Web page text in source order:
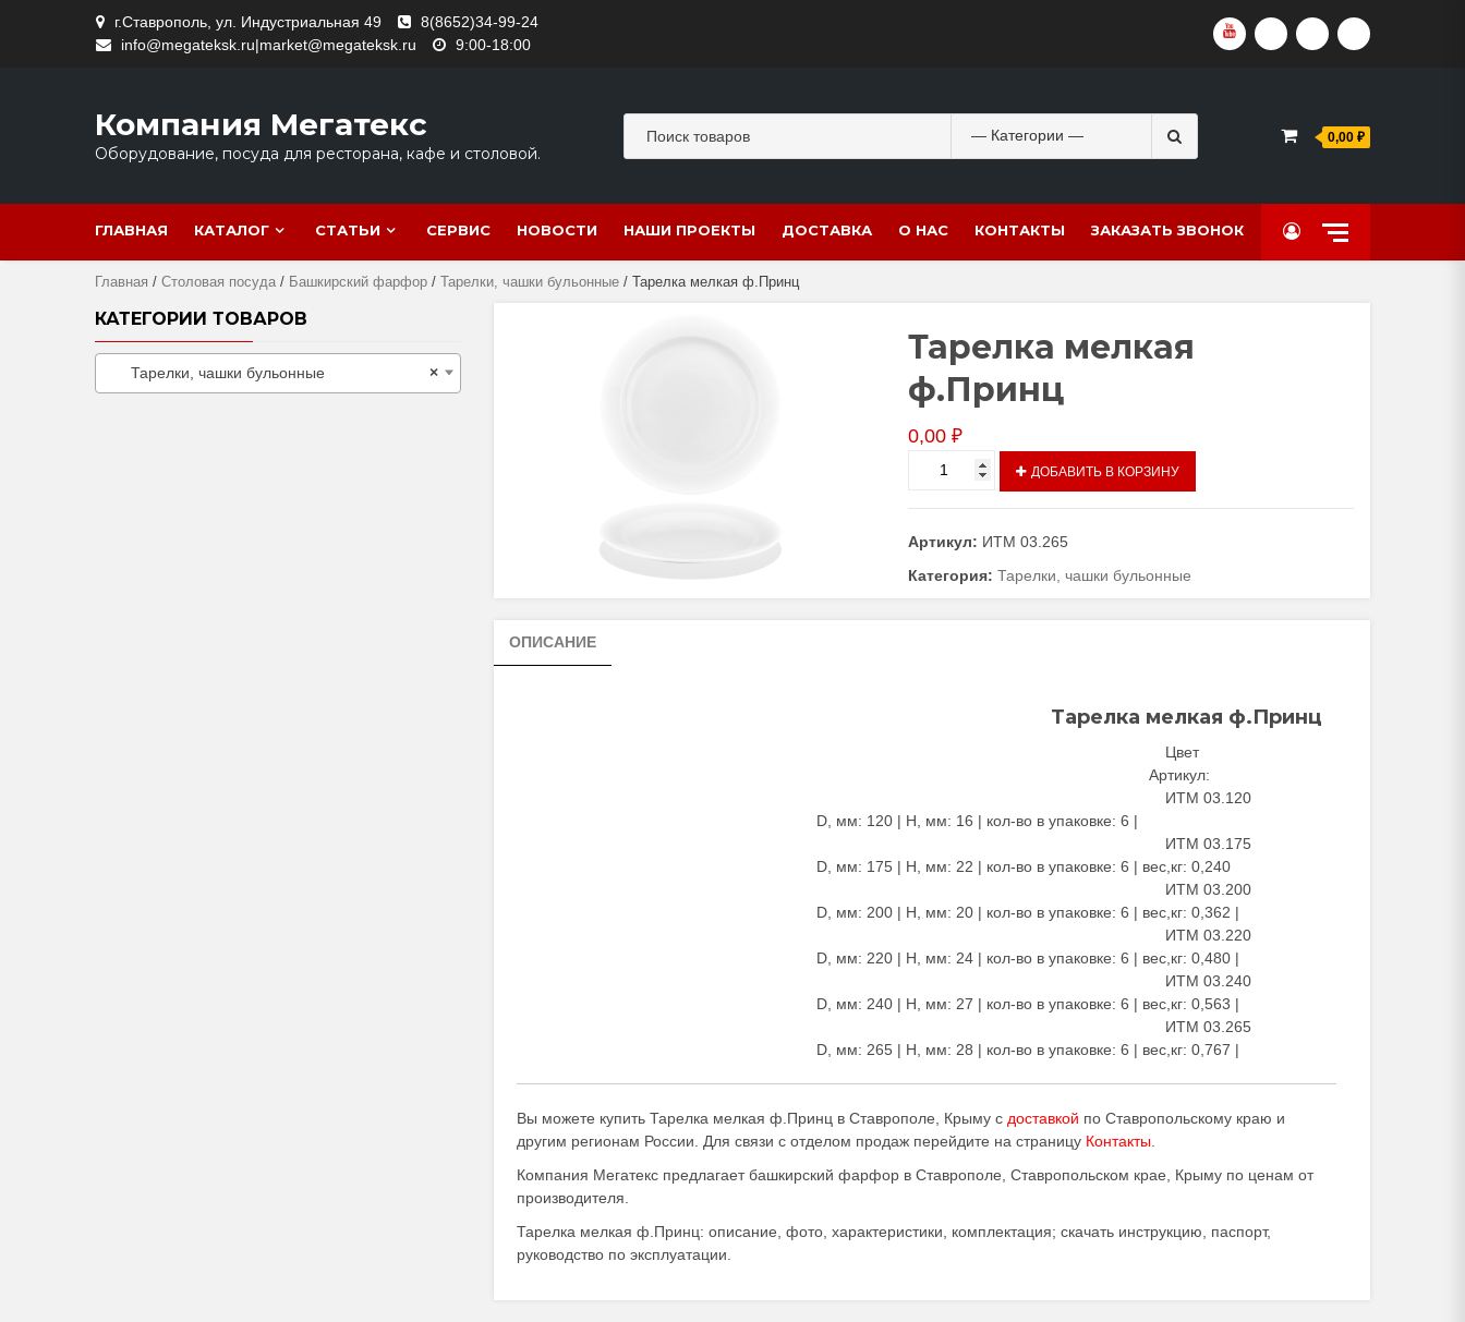
г.Ставрополь, ул. Индустриальная 49
8(8652)34-99-24
info@megateksk.ru|market@megateksk.ru
9:00-18:00
YOUTUBEVKVIDEORUTUBEDZEN
Компания Мегатекс
Оборудование, посуда для ресторана, кафе и столовой.
for:
0,00 ₽
ГЛАВНАЯ КАТАЛОГ СТАТЬИ СЕРВИС НОВОСТИ НАШИ ПРОЕКТЫ ДОСТАВКА О НАС КОНТАКТЫ ЗАКАЗАТЬ ЗВОНОК
Главная / Столовая посуда / Башкирский фарфор / Тарелки, чашки бульонные / Тарелка мелкая ф.Принц
Тарелка мелкая
ф.Принц
0,00 ₽
Количество
Тарелка
ф.Принц
ДОБАВИТЬ В КОРЗИНУ
Артикул: ИТМ 03.265
Категория: Тарелки, чашки бульонные
ОПИСАНИЕ
Тарелка мелкая ф.Принц
Цвет
Артикул:
ИТМ 03.120
D, мм: 120 | H, мм: 16 | кол-во в упаковке: 6 |
ИТМ 03.175
D, мм: 175 | H, мм: 22 | кол-во в упаковке: 6 | вес,кг: 0,240
ИТМ 03.200
D, мм: 200 | H, мм: 20 | кол-во в упаковке: 6 | вес,кг: 0,362 |
ИТМ 03.220
D, мм: 220 | H, мм: 24 | кол-во в упаковке: 6 | вес,кг: 0,480 |
ИТМ 03.240
D, мм: 240 | H, мм: 27 | кол-во в упаковке: 6 | вес,кг: 0,563 |
ИТМ 03.265
D, мм: 265 | H, мм: 28 | кол-во в упаковке: 6 | вес,кг: 0,767 |
Вы можете купить Тарелка мелкая ф.Принц в Ставрополе, Крыму с доставкой по Ставропольскому краю и
другим регионам России. Для связи с отделом продаж перейдите на страницу Контакты
Компания Мегатекс предлагает башкирский фарфор в Ставрополе, Ставропольском крае, Крыму по ценам от
производителя.
Тарелка мелкая ф.Принц: описание, фото, характеристики, комплектация; скачать инструкцию, паспорт,
руководство по эксплуатации.
КАТЕГОРИИ ТОВАРОВ
×
Тарелки, чашки бульонные